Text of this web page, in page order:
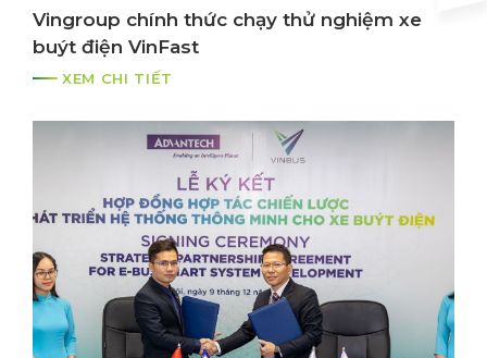
Vingroup chính thức chạy thử nghiệm xe
buýt điện VinFast
XEM CHI TIẾT